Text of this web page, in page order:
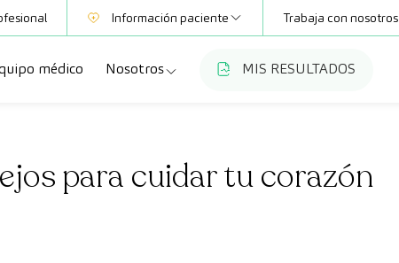
Información paciente
Mutuas
Club CreuBlanca
Trabaja con nosotros
médico Nosotros
Trabaja con nosotros
MIS RESULTADOS
para cuidar tu corazón